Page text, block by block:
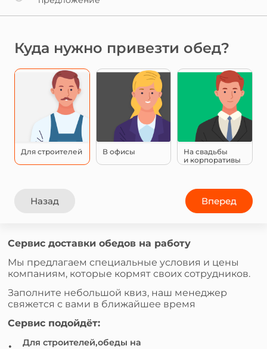
Куда нужно привезти обед?
Для строителей В офисы
На свадьбы
и корпоративы
Назад Вперед
Сервис доставки обедов на работу
Мы предлагаем специальные условия и цены
компаниям, которые кормят своих сотрудников.
Заполните небольшой квиз, наш менеджер
свяжется с вами в ближайшее время
Сервис подойдёт:
Для строителей,обеды на